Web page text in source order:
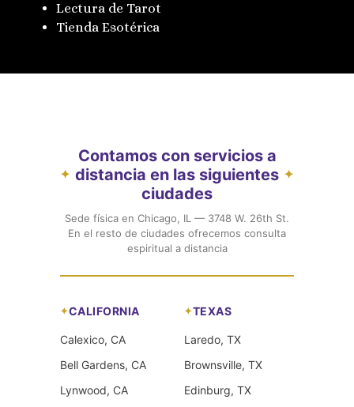
Lectura de Tarot
Tienda Esotérica
✦
Contamos con servicios a
distancia en las siguientes
ciudades
✦
Sede física en Chicago, IL — 3748 W. 26th St.
En el resto de ciudades ofrecemos consulta
espiritual a distancia
CALIFORNIA
Calexico, CA
Bell Gardens, CA
Lynwood, CA
TEXAS
Laredo, TX
Brownsville, TX
Edinburg, TX